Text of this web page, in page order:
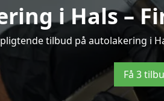
i Hals –
tilbud på autolakering i
Få 3